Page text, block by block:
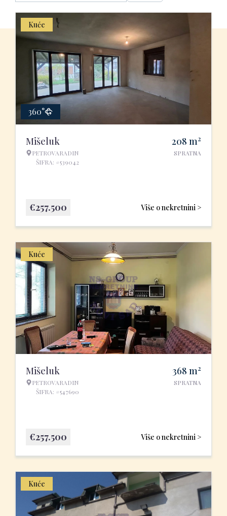
Kuće
360°
Mišeluk
PETROVARADIN
ŠIFRA: #539042
208 m2
SPRATNA
Više o nekretnini >
€257.500
Kuće
Mišeluk
PETROVARADIN
ŠIFRA: #547690
368 m2
SPRATNA
Više o nekretnini >
€257.500
Kuće